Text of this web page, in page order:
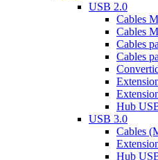
USB 2.0
Cables
Cables
Cables
Cables
Hub
USB 3.0
Cables
Hub